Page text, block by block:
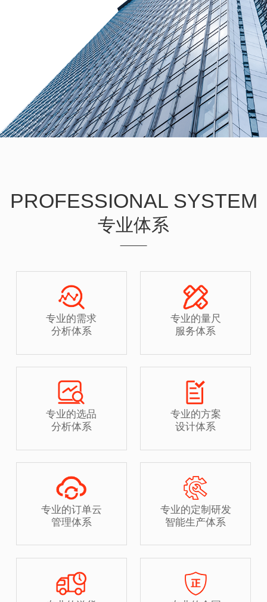
PROFESSIONAL SYSTEM
专业体系
专业的需求
分析体系
专业的量尺
服务体系
专业的选品
分析体系
专业的方案
设计体系
专业的订单云
管理体系
专业的定制研发
智能生产体系